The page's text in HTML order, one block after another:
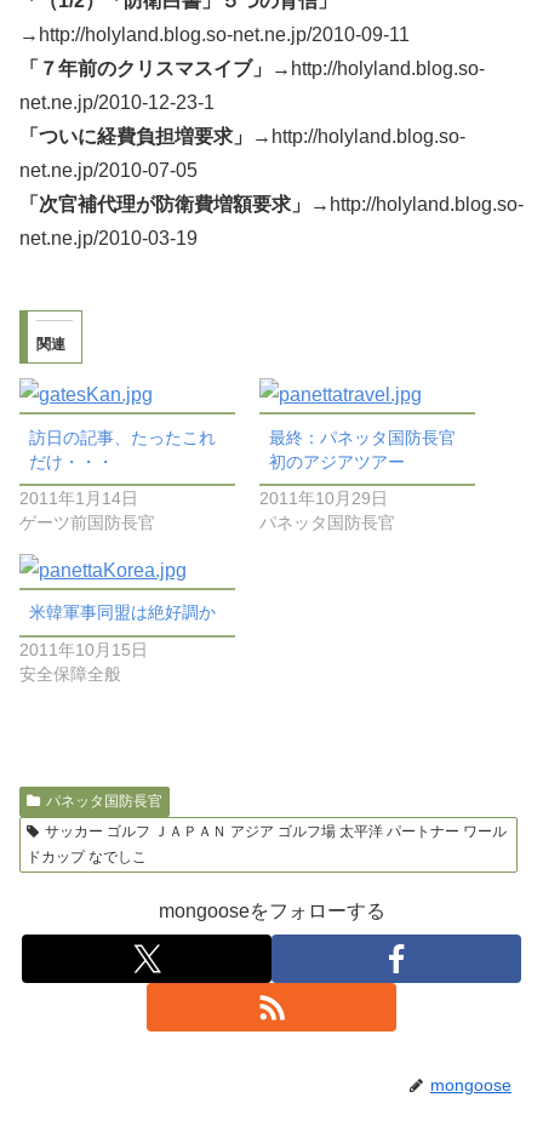
→http://holyland.blog.so-net.ne.jp/2010-09-11
「７年前のクリスマスイブ」
→http://holyland.blog.so-
net.ne.jp/2010-12-23-1
「ついに経費負担増要求」
→http://holyland.blog.so-
net.ne.jp/2010-07-05
「次官補代理が防衛費増額要求」
→http://holyland.blog.so-
net.ne.jp/2010-03-19
関連
訪日の記事、たったこれ
だけ・・・
2011年1月14日
ゲーツ前国防長官
最終：パネッタ国防長官
初のアジアツアー
2011年10月29日
パネッタ国防長官
米韓軍事同盟は絶好調か
2011年10月15日
安全保障全般
パネッタ国防長官
サッカー ゴルフ ＪＡＰＡＮ アジア ゴルフ場 太平洋 パートナー ワール
ドカップ なでしこ
mongooseをフォローする
mongoose